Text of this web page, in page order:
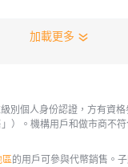
加載更多
別個人身份認證，方有資
」）。機構用戶和做市商不
區的用戶可參與代幣銷售。